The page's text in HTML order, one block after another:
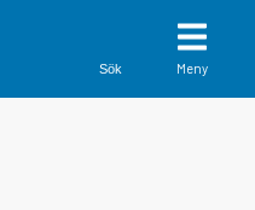
Sök Meny